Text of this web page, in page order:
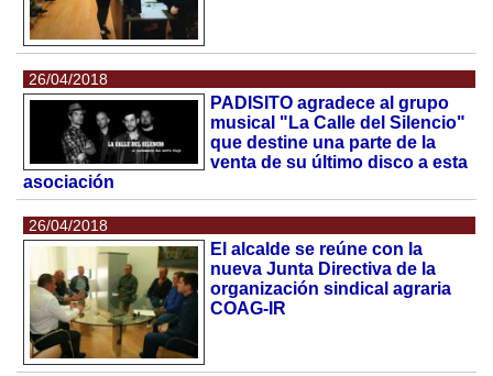
26/04/2018
PADISITO agradece al grupo
musical "La Calle del Silencio"
que destine una parte de la
venta de su último disco a esta
asociación
26/04/2018
El alcalde se reúne con la
nueva Junta Directiva de la
organización sindical agraria
COAG-IR